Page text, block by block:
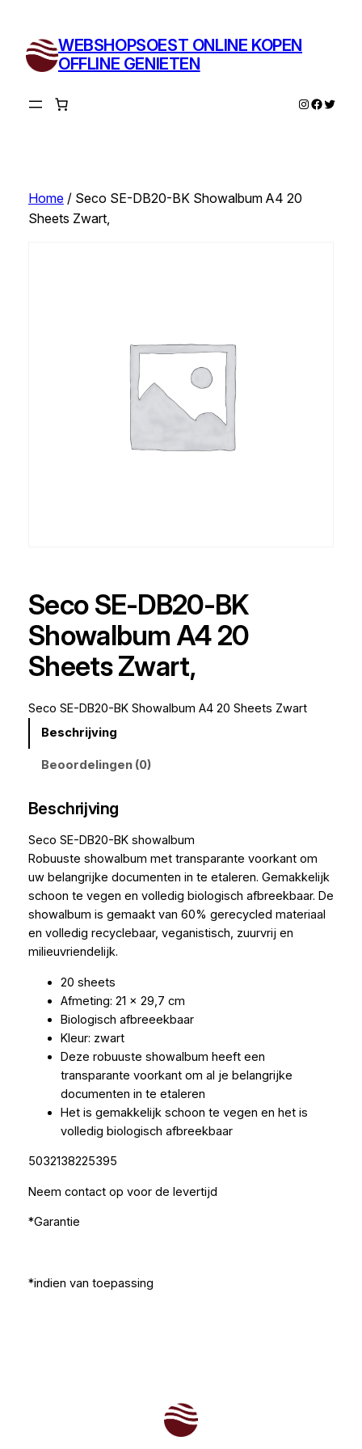
inhoud
WEBSHOPSOEST ONLINE KOPEN
OFFLINE GENIETEN
Instagram
Twitter
Home/ Seco SE-DB20-BK Showalbum A4 20
Sheets Zwart,
Seco SE-DB20-BK
Showalbum A4 20
Sheets Zwart,
Seco SE-DB20-BK Showalbum A4 20 Sheets Zwart
Beschrijving
Beoordelingen (0)
Beschrijving
Seco SE-DB20-BK showalbum
Robuuste showalbum met transparante voorkant om
uw belangrijke documenten in te etaleren. Gemakkelijk
schoon te vegen en volledig biologisch afbreekbaar. De
showalbum is gemaakt van 60% gerecycled materiaal
en volledig recyclebaar, veganistisch, zuurvrij en
milieuvriendelijk.
20 sheets
Afmeting: 21 x 29,7 cm
Biologisch afbreeekbaar
Kleur: zwart
Deze robuuste showalbum heeft een
transparante voorkant om al je belangrijke
documenten in te etaleren
Het is gemakkelijk schoon te vegen en het is
volledig biologisch afbreekbaar
5032138225395
Neem contact op voor de levertijd
*Garantie
*indien van toepassing